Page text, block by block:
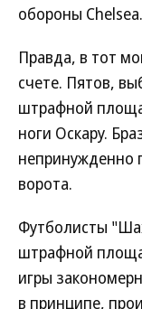
обороны Chelsea.
Правда, в тот
счете. Пятов,
штрафной
ноги Оскару.
непринужденно
ворота.
Футболисты
штрафной
игры
в принципе,